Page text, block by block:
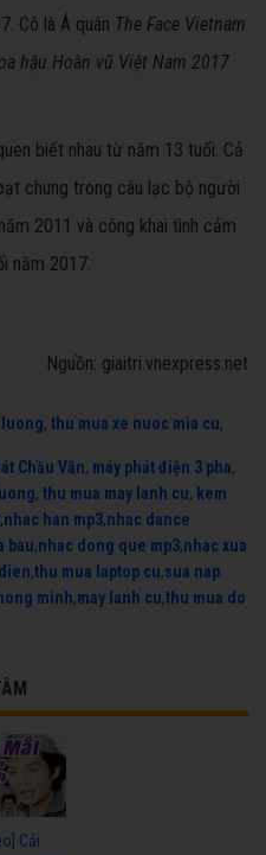
Cô là Á quân The Face Vietnam
hậu Hoàn vũ Việt Nam 2017
biết nhau từ năm 13 tuổi. Cả
chung trong câu lạc bộ người
2011 và công khai tình cảm
năm 2017.
Nguồn: giaitri.vnexpress.net
, thu mua xe nuoc mia cu,
Chầu Văn, máy phát điện 3 pha,
, thu mua may lanh cu, kem
,nhac han mp3,nhac dance
bau,nhac dong que mp3,nhac xua
,thu mua laptop cu,sua nap
minh,may lanh cu,thu mua do
Cải